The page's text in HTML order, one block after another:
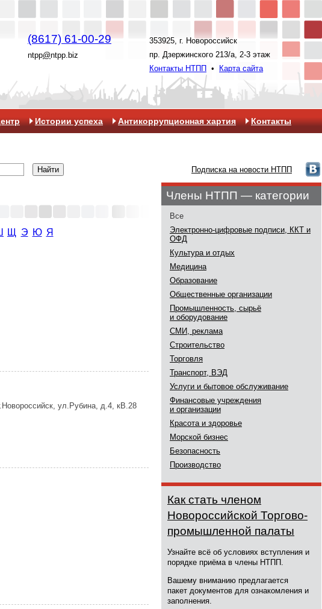
(8617) 61-00-29
ntpp@ntpp.biz
353925, г. Новороссийск
пр. Дзержинского 213/а, 2-3 этаж
Контакты НТПП
• Карта сайта
Истории успеха Антикоррупционная хартия Контакты
Подписка на новости НТПП
Щ Э Ю Я
ул.Рубина, д.4, кВ.28
Члены НТПП — категории
Все
Электронно-цифровые подписи, ККТ и
ОФД
Культура и отдых
Медицина
Образование
Общественные организации
Промышленность, сырьё
и оборудование
СМИ, реклама
Строительство
Торговля
Транспорт, ВЭД
Услуги и бытовое обслуживание
Финансовые учреждения
и организации
Красота и здоровье
Морской бизнес
Безопасность
Производство
Как стать членом
Новороссийской Торгово-
промышленной палаты
Узнайте всё об условиях вступления и
порядке приёма в члены НТПП.
Вашему вниманию предлагается
пакет документов для ознакомления и
заполнения.